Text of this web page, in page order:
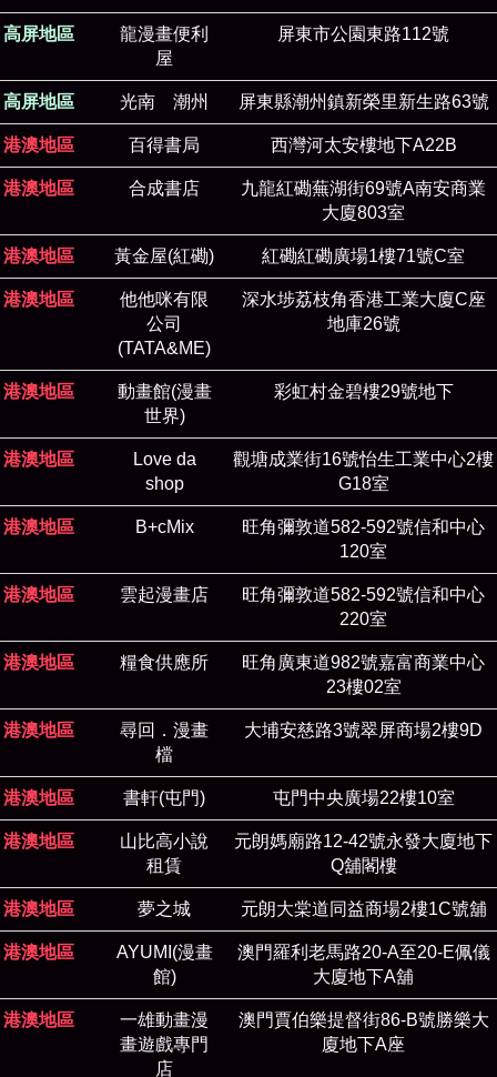
高屏地區
龍漫畫便利
屋
屏東市公園東路112號
高屏地區 光南 潮州 屏東縣潮州鎮新榮里新生路63號
港澳地區 百得書局 西灣河太安樓地下A22B
港澳地區 合成書店
九龍紅磡蕪湖街69號A南安商業
大廈803室
港澳地區 黃金屋(紅磡) 紅磡紅磡廣場1樓71號C室
港澳地區
他他咪有限
公司
(TATA&ME)
深水埗荔枝角香港工業大廈C座
地庫26號
港澳地區
動畫館(漫畫
世界)
彩虹村金碧樓29號地下
港澳地區
Love da
shop
觀塘成業街16號怡生工業中心2樓
G18室
港澳地區 B+cMix
旺角彌敦道582-592號信和中心
120室
港澳地區 雲起漫畫店
旺角彌敦道582-592號信和中心
220室
港澳地區 糧食供應所
旺角廣東道982號嘉富商業中心
23樓02室
港澳地區
尋回．漫畫
檔
大埔安慈路3號翠屏商場2樓9D
港澳地區 書軒(屯門) 屯門中央廣場22樓10室
港澳地區
山比高小說
租賃
元朗媽廟路12-42號永發大廈地下
Q舖閣樓
港澳地區 夢之城 元朗大棠道同益商場2樓1C號舖
港澳地區
AYUMI(漫畫
館)
澳門羅利老馬路20-A至20-E佩儀
大廈地下A舖
港澳地區
一雄動畫漫
畫遊戲專門
店
澳門賈伯樂提督街86-B號勝樂大
廈地下A座